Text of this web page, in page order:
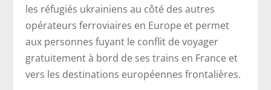
les réfugiés ukrainiens au côté des autres
opérateurs ferroviaires en Europe et permet
aux personnes fuyant le conflit de voyager
gratuitement à bord de ses trains en France et
vers les destinations européennes frontalières.